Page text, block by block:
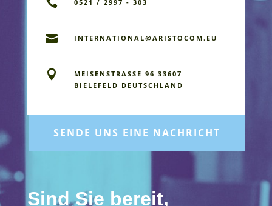
 0521 / 2997 - 303
 INTERNATIONAL@ARISTOCOM.EU

MEISENSTRASSE 96 33607 B
IELEFELD DEUTSCHLAND
SENDE UNS EINE NACHRICHT
Sind Sie bereit,